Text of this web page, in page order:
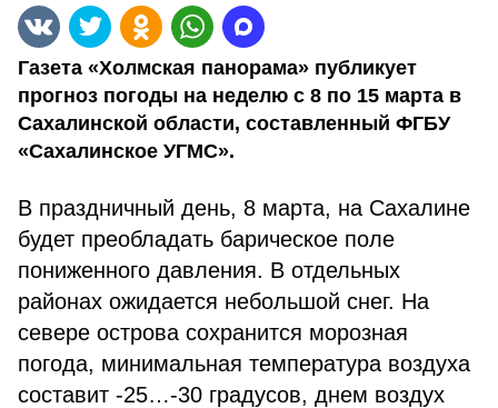
Газета «Холмская панорама» публикует
прогноз погоды на неделю с 8 по 15 марта в
Сахалинской области, составленный ФГБУ
«Сахалинское УГМС».
В праздничный день, 8 марта, на Сахалине
будет преобладать барическое поле
пониженного давления. В отдельных
районах ожидается небольшой снег. На
севере острова сохранится морозная
погода, минимальная температура воздуха
составит -25…-30 градусов, днем воздух